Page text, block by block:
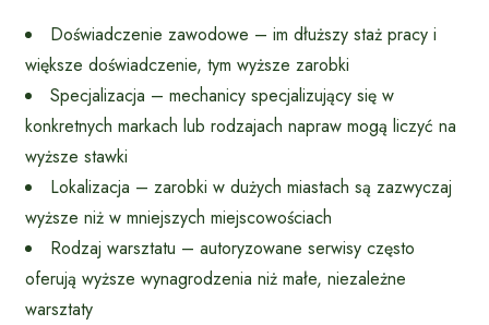
Doświadczenie zawodowe – im dłuższy staż pracy i
większe doświadczenie, tym wyższe zarobki
Specjalizacja – mechanicy specjalizujący się w
konkretnych markach lub rodzajach napraw mogą liczyć na
wyższe stawki
Lokalizacja – zarobki w dużych miastach są zazwyczaj
wyższe niż w mniejszych miejscowościach
Rodzaj warsztatu – autoryzowane serwisy często
oferują wyższe wynagrodzenia niż małe, niezależne
warsztaty